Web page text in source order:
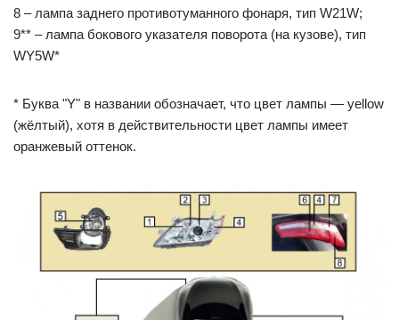
8 – лампа заднего противотуманного фонаря, тип W21W;
9** – лампа бокового указателя поворота (на кузове), тип
WY5W*
* Буква "Y" в названии обозначает, что цвет лампы — yellow
(жёлтый), хотя в действительности цвет лампы имеет
оранжевый оттенок.